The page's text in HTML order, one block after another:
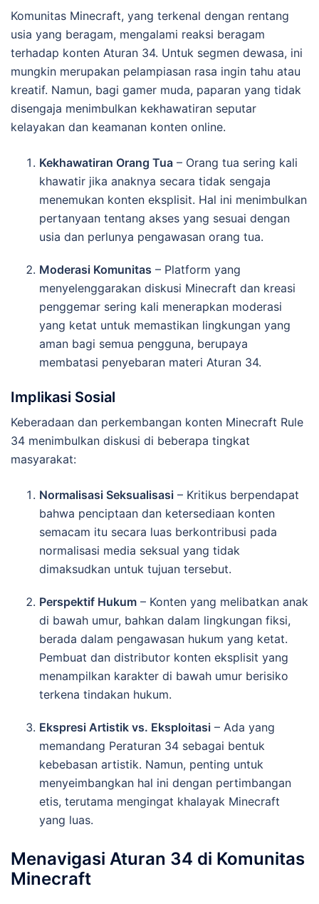
Komunitas Minecraft, yang terkenal dengan rentang
usia yang beragam, mengalami reaksi beragam
terhadap konten Aturan 34. Untuk segmen dewasa, ini
mungkin merupakan pelampiasan rasa ingin tahu atau
kreatif. Namun, bagi gamer muda, paparan yang tidak
disengaja menimbulkan kekhawatiran seputar
kelayakan dan keamanan konten online.
Kekhawatiran Orang Tua – Orang tua sering kali
khawatir jika anaknya secara tidak sengaja
menemukan konten eksplisit. Hal ini menimbulkan
pertanyaan tentang akses yang sesuai dengan
usia dan perlunya pengawasan orang tua.
Moderasi Komunitas – Platform yang
menyelenggarakan diskusi Minecraft dan kreasi
penggemar sering kali menerapkan moderasi
yang ketat untuk memastikan lingkungan yang
aman bagi semua pengguna, berupaya
membatasi penyebaran materi Aturan 34.
Implikasi Sosial
Keberadaan dan perkembangan konten Minecraft Rule
34 menimbulkan diskusi di beberapa tingkat
masyarakat:
Normalisasi Seksualisasi – Kritikus berpendapat
bahwa penciptaan dan ketersediaan konten
semacam itu secara luas berkontribusi pada
normalisasi media seksual yang tidak
dimaksudkan untuk tujuan tersebut.
Perspektif Hukum – Konten yang melibatkan anak
di bawah umur, bahkan dalam lingkungan fiksi,
berada dalam pengawasan hukum yang ketat.
Pembuat dan distributor konten eksplisit yang
menampilkan karakter di bawah umur berisiko
terkena tindakan hukum.
Ekspresi Artistik vs. Eksploitasi – Ada yang
memandang Peraturan 34 sebagai bentuk
kebebasan artistik. Namun, penting untuk
menyeimbangkan hal ini dengan pertimbangan
etis, terutama mengingat khalayak Minecraft
yang luas.
Menavigasi Aturan 34 di Komunitas
Minecraft